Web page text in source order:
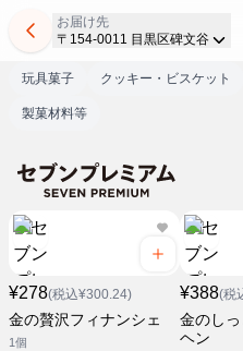
お届け先
〒154-0011 目黒区碑文谷
玩具菓子 クッキー・ビスケット
製菓材料等
¥278(税込¥300.24)
金の贅沢フィナンシェ
1個
¥388(税
金のし
ヘン